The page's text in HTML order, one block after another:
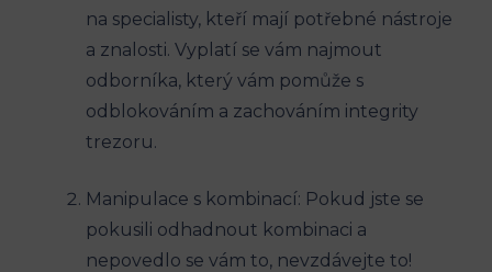
na specialisty, kteří mají potřebné nástroje
a znalosti. Vyplatí se vám najmout
odborníka, který vám pomůže s
odblokováním a zachováním integrity
trezoru.
Manipulace s kombinací: Pokud jste se
pokusili odhadnout kombinaci a
nepovedlo se vám to, nevzdávejte to!